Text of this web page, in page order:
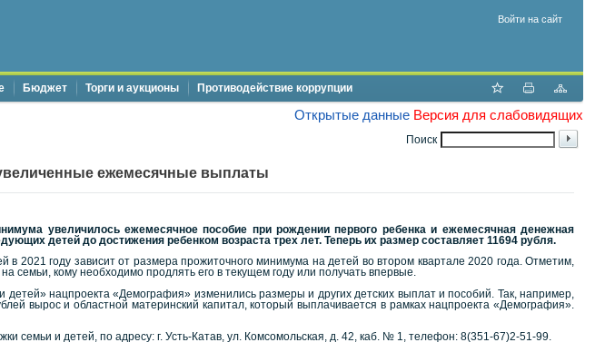
Войти на сайт
Бюджет Торги и аукционы Противодействие коррупции
Открытые данные Версия для слабовидящих
Поиск
ежемесячные выплаты
увеличилось ежемесячное пособие при рождении первого ребенка и ежемесячная денежная
детей до достижения ребенком возраста трех лет. Теперь их размер составляет 11694 рубля.
2021 году зависит от размера прожиточного минимума на детей во втором квартале 2020 года. Отметим,
семьи, кому необходимо продлять его в текущем году или получать впервые.
нацпроекта «Демография» изменились размеры и других детских выплат и пособий. Так, например,
вырос и областной материнский капитал, который выплачивается в рамках нацпроекта «Демография».
семьи и детей, по адресу: г. Усть-Катав, ул. Комсомольская, д. 42, каб. № 1, телефон: 8(351-67)2-51-99.